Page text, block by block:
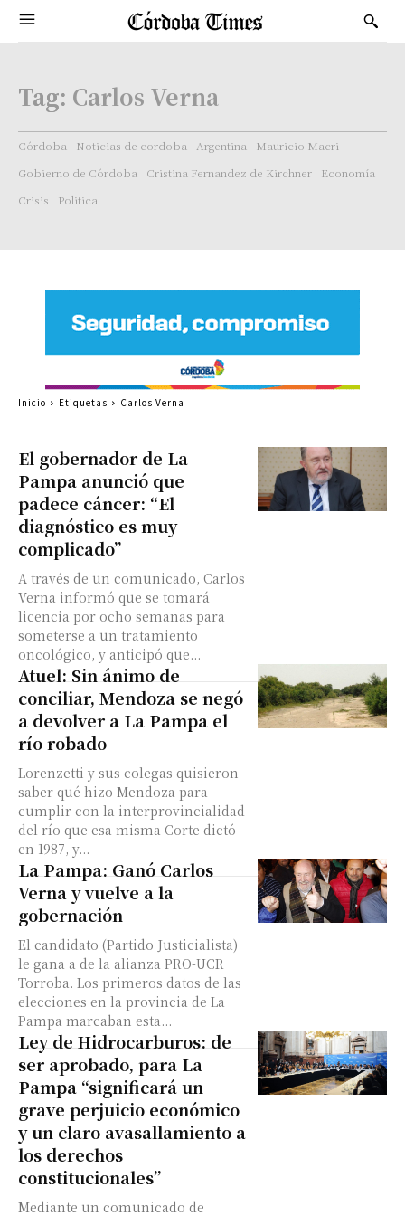
Tag: Carlos Verna
Córdoba Noticias de cordoba Argentina
Mauricio Macri
Gobierno de Córdoba
Cristina Fernandez de Kirchner
Economía
Crisis
Politica
El gobernador de La
Pampa anunció que
padece cáncer: “El
diagnóstico es muy
complicado”
A través de un comunicado, Carlos
Verna informó que se tomará
licencia por ocho semanas para
someterse a un tratamiento
oncológico, y anticipó que...
Atuel: Sin ánimo de
conciliar, Mendoza se negó
a devolver a La Pampa el
río robado
Lorenzetti y sus colegas quisieron
saber qué hizo Mendoza para
cumplir con la interprovincialidad
del río que esa misma Corte dictó
en 1987, y...
La Pampa: Ganó Carlos
Verna y vuelve a la
gobernación
El candidato (Partido Justicialista)
le gana a de la alianza PRO-UCR
Torroba. Los primeros datos de las
elecciones en la provincia de La
Pampa marcaban esta...
Ley de Hidrocarburos: de
ser aprobado, para La
Pampa “significará un
grave perjuicio económico
y un claro avasallamiento a
los derechos
constitucionales”
Mediante un comunicado de
Inicio Etiquetas Carlos Verna